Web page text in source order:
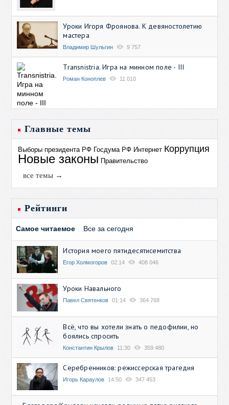
Уроки Игоря Фроянова. К девяностолетию
мастера
Владимир Шульгин 9 757
Transnistria. Игра на минном поле - III
Роман Коноплев 11 010
Главные темы
Выборы президента РФ Госдума РФ Интернет Коррупция
Новые законы Правительство
все темы →
Рейтинги
Самое читаемое Все за сегодня
История моего пятидесятисемитства
Егор Холмогоров 02:14 408 046
Уроки Навального
Павел Святенков 01:14 364 768
Всё, что вы хотели знать о педофилии, но
боялись спросить
Константин Крылов 11:30 359 480
Серебренников: режиссерская трагедия
Игорь Караулов 14:50 347 453